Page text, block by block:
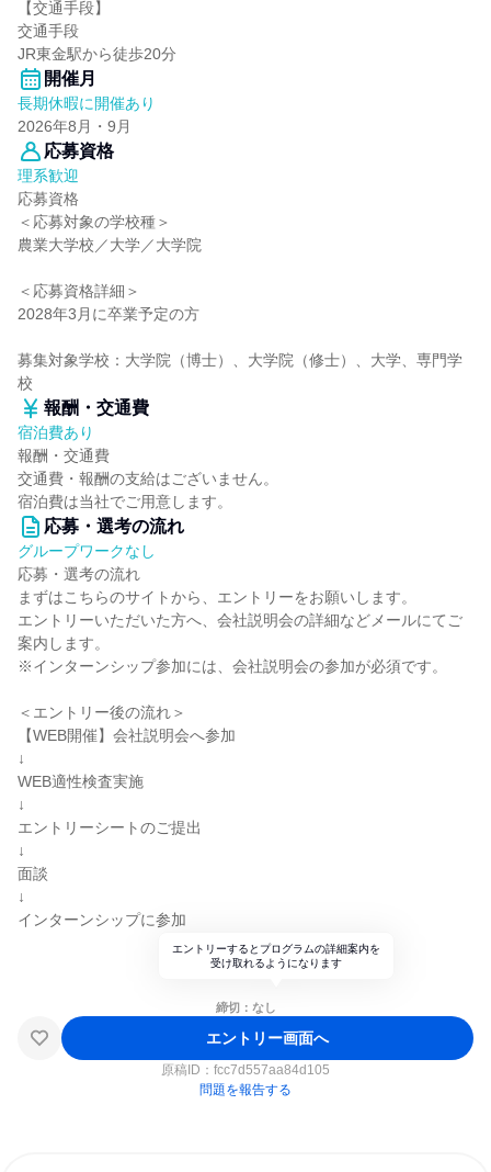
【交通手段】
交通手段
JR東金駅から徒歩20分
開催月
長期休暇に開催あり
2026年8月・9月
応募資格
理系歓迎
応募資格
＜応募対象の学校種＞
農業大学校／大学／大学院
＜応募資格詳細＞
2028年3月に卒業予定の方
募集対象学校：大学院（博士）、大学院（修士）、大学、専門学
校
報酬・交通費
宿泊費あり
報酬・交通費
交通費・報酬の支給はございません。
宿泊費は当社でご用意します。
応募・選考の流れ
グループワークなし
応募・選考の流れ
まずはこちらのサイトから、エントリーをお願いします。
エントリーいただいた方へ、会社説明会の詳細などメールにてご
案内します。
※インターンシップ参加には、会社説明会の参加が必須です。
＜エントリー後の流れ＞
【WEB開催】会社説明会へ参加
↓
WEB適性検査実施
↓
エントリーシートのご提出
↓
面談
↓
インターンシップに参加
エントリーするとプログラムの詳細案内を
受け取れるようになります
締切：なし
エントリー画面へ
原稿ID： fcc7d557aa84d105
問題を報告する